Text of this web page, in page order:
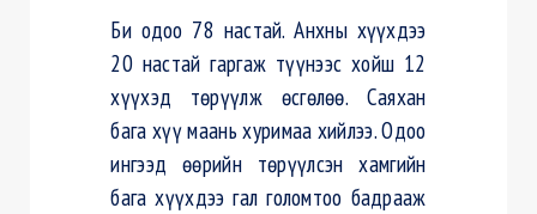
Би одоо 78 настай. Анхны хүүхдээ
20 настай гаргаж түүнээс хойш 12
хүүхэд төрүүлж өсгөлөө. Саяхан
бага хүү маань хуримаа хийлээ. Одоо
ингээд өөрийн төрүүлсэн хамгийн
бага хүүхдээ гал голомтоо бадрааж